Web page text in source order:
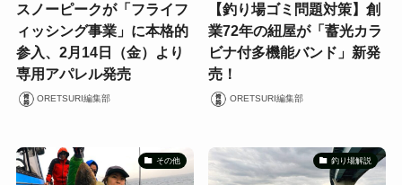
スノーピークが「フライフ
ィッシング事業」に本格的
参入、2月14日（金）より
専用アパレル発売
ORETSURI編集部
【釣り場ゴミ問題対策】創
業72年の紐屋が「蓄光カラ
ビナ付多機能バンド」新発
売！
ORETSURI編集部
その他 釣り場解説